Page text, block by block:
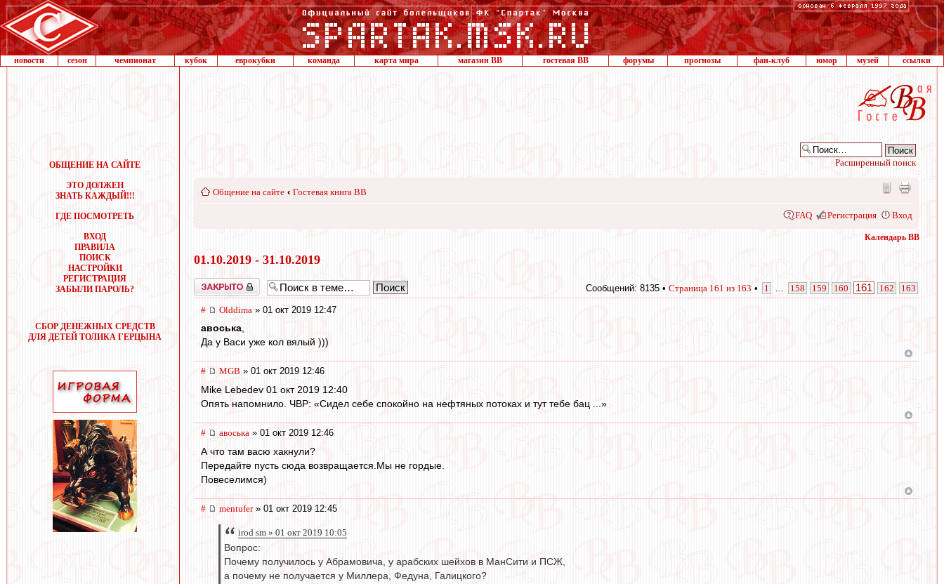
новости сезон чемпионат кубок еврокубки команда карта мира магазин ВВ гостевая ВВ форумы прогнозы фан-клуб юмор музей ссылки
ОБЩЕНИЕ НА САЙТЕ
ЭТО ДОЛЖЕН
ЗНАТЬ КАЖДЫЙ!!!
ГДЕ ПОСМОТРЕТЬ
ВХОД
ПРАВИЛА
ПОИСК
НАСТРОЙКИ
РЕГИСТРАЦИЯ
ЗАБЫЛИ ПАРОЛЬ?
СБОР ДЕНЕЖНЫХ СРЕДСТВ
ДЛЯ ДЕТЕЙ ТОЛИКА ГЕРЦЫНА
Расширенный поиск
Общение на сайте ‹ Гостевая книга ВВ
FAQ Регистрация Вход
Календарь ВВ
01.10.2019 - 31.10.2019
Закрыто Сообщений: 8135 • Страница 161 из 163 • 1 158 159 160 161 162 163
# Olddima » 01 окт 2019 12:47
авоська,
Да у Васи уже кол вялый )))
# MGB » 01 окт 2019 12:46
Mike Lebedev 01 окт 2019 12:40
Опять напомнило. ЧВР: «Сидел себе спокойно на нефтяных потоках и тут тебе бац ...»
# авоська » 01 окт 2019 12:46
А что там васю хакнули?
Передайте пусть сюда возвращается.Мы не гордые.
Повеселимся)
# mentufer» 01 окт 2019 12:45
irod sm » 01 окт 2019 10:05
Вопрос:
Почему получилось у Абрамовича, у арабских шейхов в МанСити и ПСЖ,
а почему не получается у Миллера, Федуна, Галицкого?